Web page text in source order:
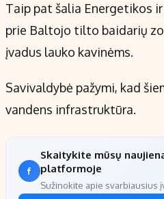
Taip pat šalia Energetikos
prie Baltojo tilto baidarių
įvadus lauko kavinėms.
Savivaldybė pažymi, kad
vandens infrastruktūra.
Skaitykite mūsų
platformoje
Sužinokite apie svarbiausius